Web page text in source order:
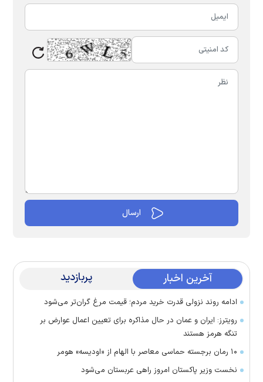
آخرین اخبار پربازدید
ادامه روند نزولی قدرت خرید مردم؛ قیمت مرغ گران‌تر می‌شود
رویترز: ایران و عمان در حال مذاکره برای تعیین اعمال عوارض بر
تنگه هرمز هستند
۱۰ رمان برجسته حماسی معاصر با الهام از «اودیسه» هومر
نخست وزیر پاکستان امروز راهی عربستان می‌شود